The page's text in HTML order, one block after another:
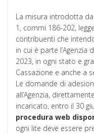
La misura introdotta
1, commi 186-202,
contribuenti che
in cui è parte l’Agenzia
2023, in ogni stato e
Cassazione e anche a
Le domande di
all’Agenzia,
incaricato, entro il 30
procedura web
ogni lite deve essere